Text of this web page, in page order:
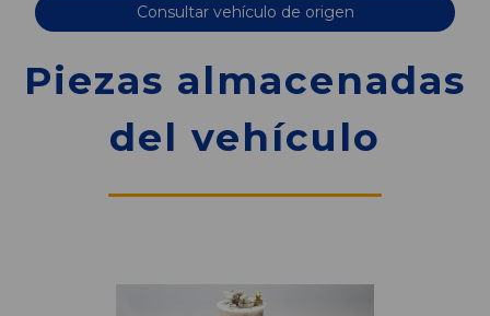
Consultar vehículo de origen
Piezas almacenadas
del vehículo